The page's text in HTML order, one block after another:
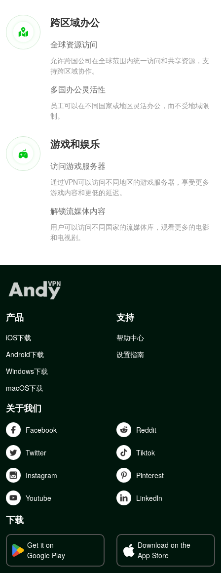
跨区域办公
全球资源访问
允许跨国公司在全球范围内统一访问和共享资源，支
持跨区域协作。
多国办公灵活性
员工可以在不同国家或地区灵活办公，而不受地域限
制。
游戏和娱乐
访问游戏服务器
通过VPN可以访问不同地区的游戏服务器，享受更多
游戏内容和更低的延迟。
解锁流媒体内容
用户可以访问不同国家的流媒体库，观看更多的电影
和电视剧。
产品
iOS下载
Android下载
Windows下载
macOS下载
支持
帮助中心
设置指南
关于我们
Facebook Reddit
Twitter Tiktok
Instagram Pinterest
Youtube Linkedln
下载
Get it on
Google Play
Download on the
App Store